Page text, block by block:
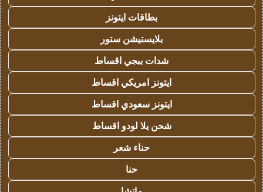
بطاقات ايتونز
بلايستيشن ستور
شدات ببجي اقساط
ايتونز امريكي اقساط
ايتونز سعودي اقساط
شحن يلا لودو اقساط
حناء شعر
حنا